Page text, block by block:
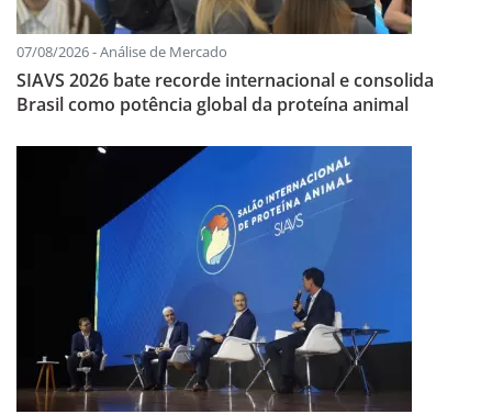
07/08/2026 - Análise de Mercado
SIAVS 2026 bate recorde internacional e consolida
Brasil como potência global da proteína animal